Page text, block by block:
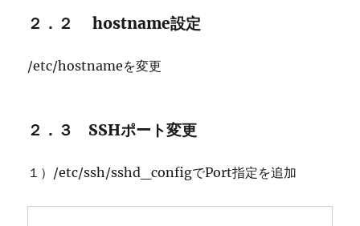
２．２ hostname設定
/etc/hostnameを変更
２．３ SSHポート変更
１）/etc/ssh/sshd_configでPort指定を追加